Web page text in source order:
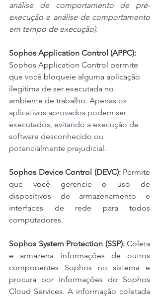
análise de comportamento de pré-
execução e análise de comportamento
em tempo de execução).
Sophos Application Control (APPC):
Sophos Application Control permite
que você bloqueie alguma aplicação
ilegítima de ser executada no
ambiente de trabalho. Apenas os
aplicativos aprovados podem ser
executados, evitando a execução de
software desconhecido ou
potencialmente prejudicial.
Sophos Device Control (DEVC): Permite
que você gerencie o uso de
dispositivos de armazenamento e
interfaces de rede para todos
computadores.
Sophos System Protection (SSP): Coleta
e armazena informações de outros
componentes Sophos no sistema e
procura por informações do Sophos
Cloud Services. A informação coletada